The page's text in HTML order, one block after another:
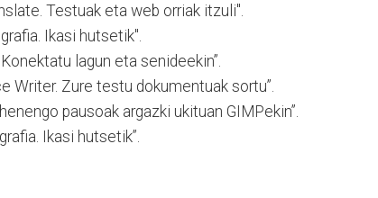
Testuak eta web orriak itzuli".
Ikasi hutsetik".
lagun eta senideekin”.
Writer. Zure testu dokumentuak sortu”.
pausoak argazki ukituan GIMPekin”.
Ikasi hutsetik”.